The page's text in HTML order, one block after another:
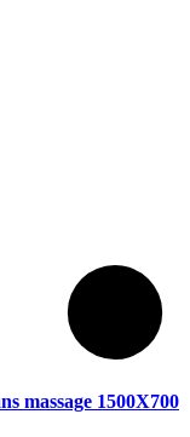
massage 1500X700